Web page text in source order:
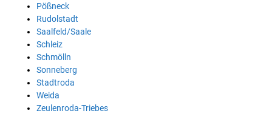
Pößneck
Rudolstadt
Saalfeld/Saale
Schleiz
Schmölln
Sonneberg
Stadtroda
Weida
Zeulenroda-Triebes